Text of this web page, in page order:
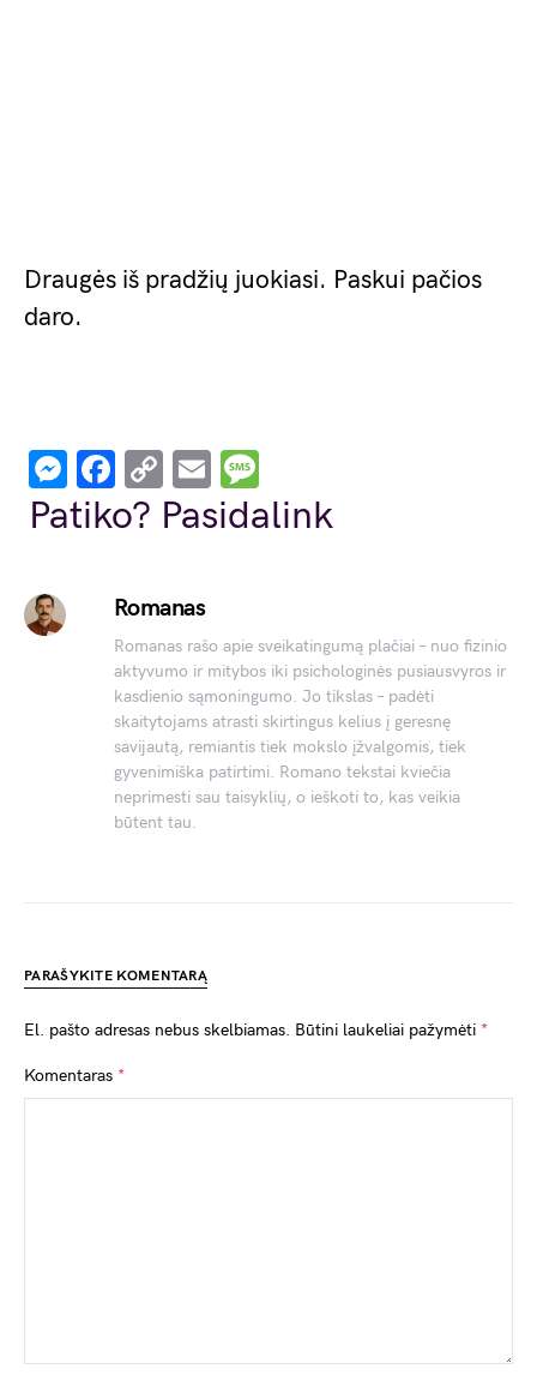
Draugės iš pradžių juokiasi. Paskui pačios
daro.
Messenger
Facebook
Copy
Link
Email
Patiko? Pasidalink
Romanas
Romanas rašo apie sveikatingumą plačiai – nuo fizinio
aktyvumo ir mitybos iki psichologinės pusiausvyros ir
kasdienio sąmoningumo. Jo tikslas – padėti
skaitytojams atrasti skirtingus kelius į geresnę
savijautą, remiantis tiek mokslo įžvalgomis, tiek
gyvenimiška patirtimi. Romano tekstai kviečia
neprimesti sau taisyklių, o ieškoti to, kas veikia
būtent tau.
PARAŠYKITE KOMENTARĄ
El. pašto adresas nebus skelbiamas. Būtini laukeliai pažymėti *
Komentaras *